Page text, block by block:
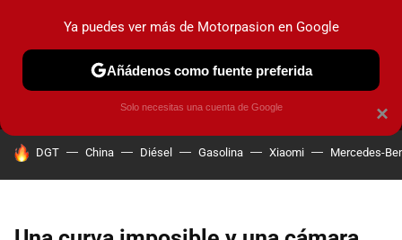
MENÚ NUEVO
COCHES ELÉCTRICOS OBSERVATORIO
HOY SE HABLA DE
DGT China Diésel Gasolina Xiaomi Mercedes-
×
Ya puedes ver más de Motorpasion en Google
Añádenos como fuente preferida
Solo necesitas una cuenta de Google